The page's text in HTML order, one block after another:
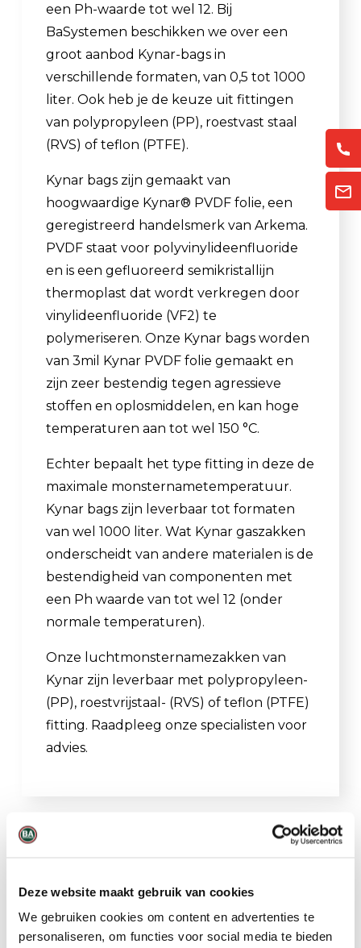
Deze website maakt gebruik van cookies
We gebruiken cookies om content en advertenties te
personaliseren, om functies voor social media te bieden
een Ph-waarde tot wel 12. Bij
BaSystemen beschikken we over een
groot aanbod Kynar-bags in
verschillende formaten, van 0,5 tot 1000
liter. Ook heb je de keuze uit fittingen
van polypropyleen (PP), roestvast staal
(RVS) of teflon (PTFE).
Kynar bags zijn gemaakt van
hoogwaardige Kynar® PVDF folie, een
geregistreerd handelsmerk van Arkema.
PVDF staat voor polyvinylideenfluoride
en is een gefluoreerd semikristallijn
thermoplast dat wordt verkregen door
vinylideenfluoride (VF2) te
polymeriseren. Onze Kynar bags worden
van 3mil Kynar PVDF folie gemaakt en
zijn zeer bestendig tegen agressieve
stoffen en oplosmiddelen, en kan hoge
temperaturen aan tot wel 150 °C.
Echter bepaalt het type fitting in deze de
maximale monsternametemperatuur.
Kynar bags zijn leverbaar tot formaten
van wel 1000 liter. Wat Kynar gaszakken
onderscheidt van andere materialen is de
bestendigheid van componenten met
een Ph waarde van tot wel 12 (onder
normale temperaturen).
Onze luchtmonsternamezakken van
Kynar zijn leverbaar met polypropyleen-
(PP), roestvrijstaal- (RVS) of teflon (PTFE)
fitting. Raadpleeg onze specialisten voor
advies.